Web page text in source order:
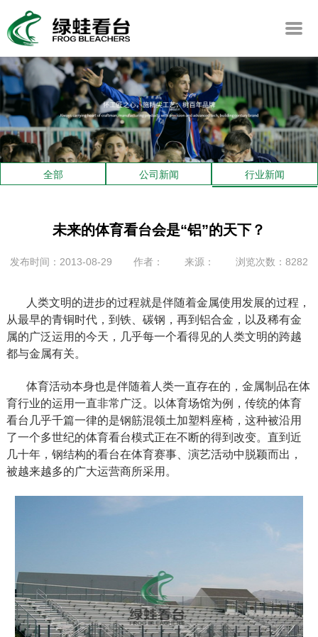
全部 公司新闻 行业新闻
未来的体育看台会是“铝”的天下？
发布时间：2013-08-29 作者： 来源： 浏览次数：8282
人类文明的进步的过程就是伴随着金属使用发展的过程，
从最早的青铜时代，到铁、碳钢，再到铝合金，以及稀有金
属的广泛运用的今天，几乎每一个看得见的人类文明的跨越
都与金属有关。
体育活动本身也是伴随着人类一直存在的，金属制品在体
育行业的运用一直非常广泛。以体育场馆为例，传统的体育
看台几乎千篇一律的是钢筋混领土加塑料座椅，这种被沿用
了一个多世纪的体育看台模式正在不断的得到改变。直到近
几十年，钢结构的看台在体育赛事、演艺活动中脱颖而出，
被越来越多的广大运营商所采用。